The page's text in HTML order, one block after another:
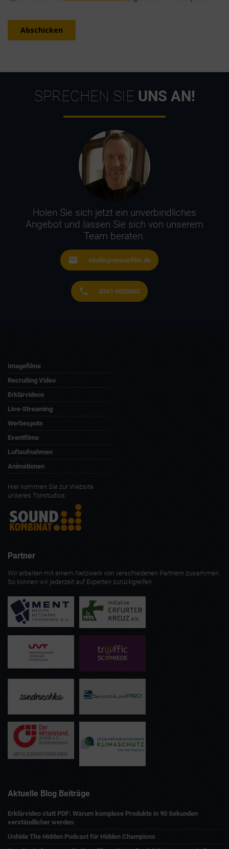
SPRECHEN SIE UNS AN!
Holen Sie sich jetzt ein unverbindliches
Angebot und lassen Sie sich von unserem
Team beraten.
studio@noxusfilm.de
0361 6020602
Imagefilme
Recruiting Video
Erklärvideos
Live-Streaming
Werbespots
Eventfilme
Luftaufnahmen
Hier kommen Sie zur Website
unseres Tonstudios:
Partner
So können wir jederzeit auf Experten zurückgreifen.
Aktuelle Blog Beiträge
Erklärvideo statt PDF: Warum komplexe Produkte in 90 Sekunden
verständlicher werden